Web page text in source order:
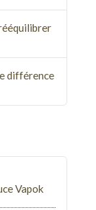
différence
Vapok